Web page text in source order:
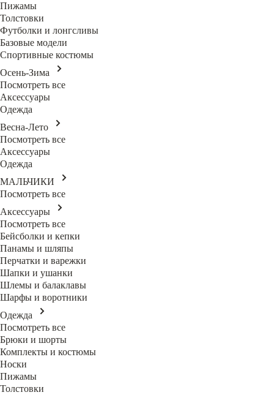
Пижамы
Толстовки
Футболки и лонгсливы
Базовые модели
Спортивные костюмы
Осень-Зима
Посмотреть все
Аксессуары
Одежда
Весна-Лето
Посмотреть все
Аксессуары
Одежда
МАЛЬЧИКИ
Посмотреть все
Аксессуары
Посмотреть все
Бейсболки и кепки
Панамы и шляпы
Перчатки и варежки
Шапки и ушанки
Шлемы и балаклавы
Шарфы и воротники
Одежда
Посмотреть все
Брюки и шорты
Комплекты и костюмы
Носки
Пижамы
Толстовки